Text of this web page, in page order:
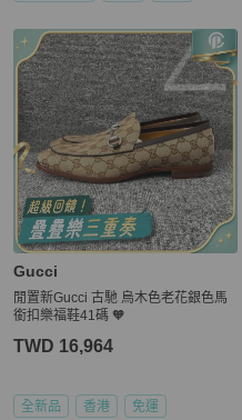
Gucci
閒置新Gucci 古馳 烏木色老花銀色馬
銜扣樂福鞋41碼 🧡
TWD 16,964
全新品 香港 免運